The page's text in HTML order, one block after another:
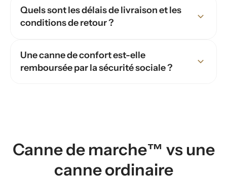
Quels sont les délais de livraison et les
conditions de retour ?
Une canne de confort est-elle
remboursée par la sécurité sociale ?
Canne de marche™ vs une
canne ordinaire